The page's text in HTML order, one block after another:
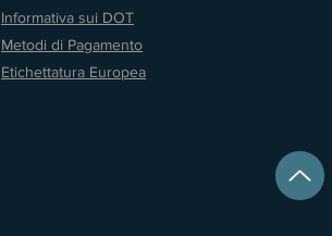
Informativa sui DOT
Metodi di Pagamento
Etichettatura Europea